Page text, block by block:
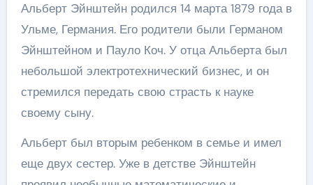
Альберт Эйнштейн родился 14 марта 1879 года в
Ульме, Германия. Его родители были Германом
Эйнштейном и Пауло Коч. У отца Альберта был
небольшой электротехнический бизнес, и он
стремился передать свою страсть к науке
своему сыну.
Альберт был вторым ребенком в семье и имел
еще двух сестер. Уже в детстве Эйнштейн